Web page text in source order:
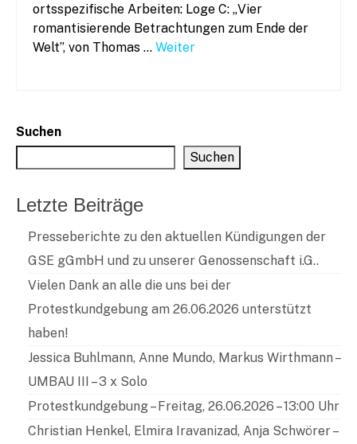
ortsspezifische Arbeiten: Loge C: „Vier
romantisierende Betrachtungen zum Ende der
Welt”, von Thomas … Weiter
Suchen
Suchen
Letzte Beiträge
Presseberichte zu den aktuellen Kündigungen der
GSE gGmbH und zu unserer Genossenschaft i.G..
Vielen Dank an alle die uns bei der
Protestkundgebung am 26.06.2026 unterstützt
haben!
Jessica Buhlmann, Anne Mundo, Markus Wirthmann –
UMBAU III – 3 x Solo
Protestkundgebung – Freitag, 26.06.2026 – 13:00 Uhr
Christian Henkel, Elmira Iravanizad, Anja Schwörer –